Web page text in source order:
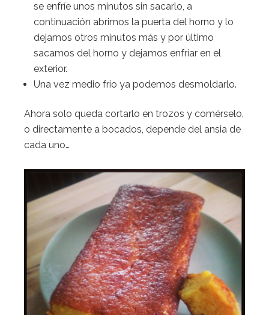
se enfríe unos minutos sin sacarlo, a
continuación abrimos la puerta del horno y lo
dejamos otros minutos más y por último
sacamos del horno y dejamos enfriar en el
exterior.
Una vez medio frío ya podemos desmoldarlo.
Ahora solo queda cortarlo en trozos y comérselo,
o directamente a bocados, depende del ansia de
cada uno…